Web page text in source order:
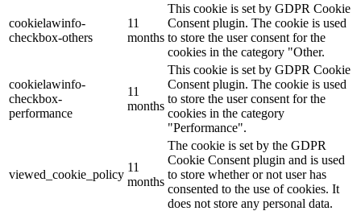
cookielawinfo-
checkbox-others
11
months
This cookie is set by GDPR Cookie
Consent plugin. The cookie is used
to store the user consent for the
cookies in the category "Other.
cookielawinfo-
checkbox-
performance
11
months
This cookie is set by GDPR Cookie
Consent plugin. The cookie is used
to store the user consent for the
cookies in the category
"Performance".
viewed_cookie_policy
11
months
The cookie is set by the GDPR
Cookie Consent plugin and is used
to store whether or not user has
consented to the use of cookies. It
does not store any personal data.